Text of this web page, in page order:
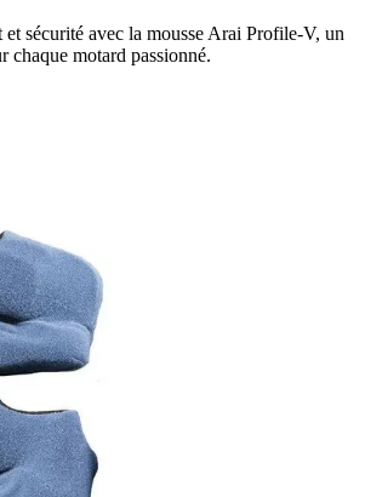
sécurité avec la mousse Arai Profile-V, un
chaque motard passionné.